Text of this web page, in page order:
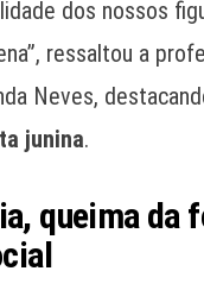
dos nossos
ressaltou a
Neves,
junina.
queima da